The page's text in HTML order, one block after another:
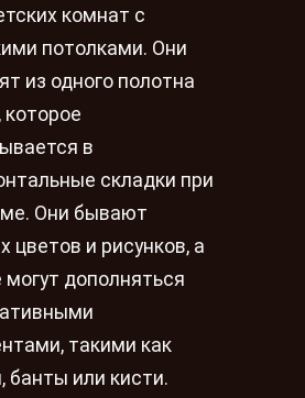
комнат с
потолками. Они
из одного полотна
которое
в
складки при
Они бывают
цветов и рисунков, а
дополняться
такими как
банты или кисти.